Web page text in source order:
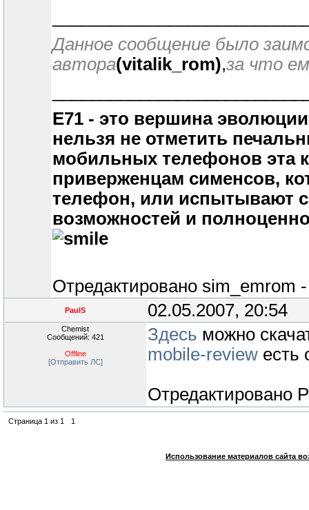
Данное сообщение было
автора(vitalik_rom),за что
Е71 - это вершина
нельзя не отметить
мобильных телефонов эта
приверженцам сименсов,
телефон, или испытывают
возможностей и
Отредактировано sim_emrom
PaulS 02.05.2007, 20:54
Chemist
Сообщений: 421
Offline
[Отправить ЛС]
Здесь можно
mobile-review есть
Отредактировано
Страница 1 из 1 1
Использование материалов сайта